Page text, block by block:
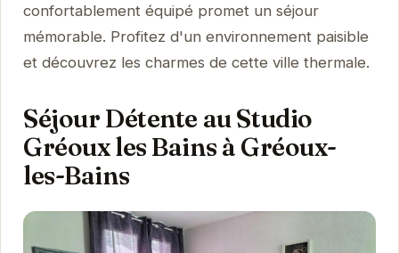
confortablement équipé promet un séjour
mémorable. Profitez d'un environnement paisible
et découvrez les charmes de cette ville thermale.
Séjour Détente au Studio
Gréoux les Bains à Gréoux-
les-Bains